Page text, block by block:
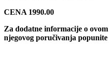
CENA 1990.00
Za dodatne informacije o
njegovog poručivanja popunite